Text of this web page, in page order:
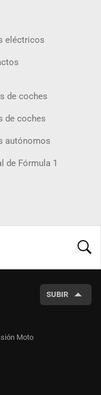
eléctricos
de coches
de coches
autónomos
de Fórmula 1
SUBIR
Moto